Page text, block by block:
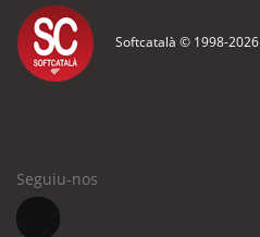
Softcatalà © 1998-2026
Seguiu-nos